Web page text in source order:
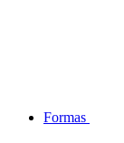
Formas